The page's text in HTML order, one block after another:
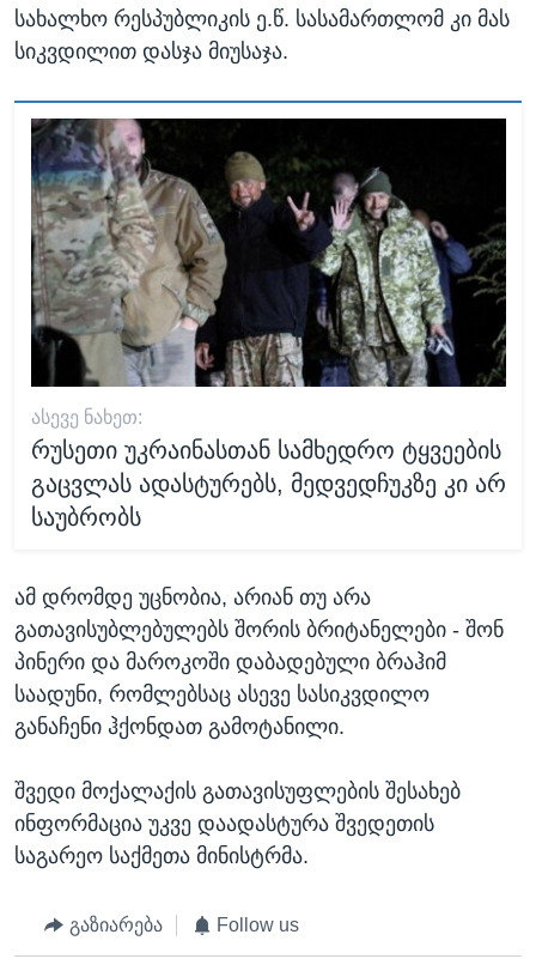
სახალხო რესპუბლიკის ე.წ. სასამართლომ კი მას
სიკვდილით დასჯა მიუსაჯა.
ᲐᲡᲔᲕᲔ ᲜᲐᲮᲔᲗ:
რუსეთი უკრაინასთან სამხედრო ტყვეების
გაცვლას ადასტურებს, მედვედჩუკზე კი არ
საუბრობს
ამ დრომდე უცნობია, არიან თუ არა
გათავისუბლებულებს შორის ბრიტანელები - შონ
პინერი და მაროკოში დაბადებული ბრაჰიმ
საადუნი, რომლებსაც ასევე სასიკვდილო
განაჩენი ჰქონდათ გამოტანილი.
შვედი მოქალაქის გათავისუფლების შესახებ
ინფორმაცია უკვე დაადასტურა შვედეთის
საგარეო საქმეთა მინისტრმა.
გაზიარება Follow us